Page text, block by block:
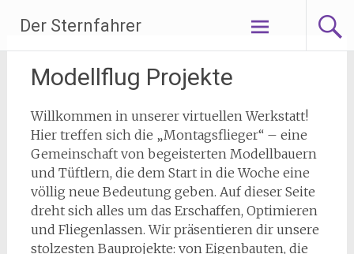
Inhalt
springen
Der Sternfahrer
Modellflug Projekte
Willkommen in unserer virtuellen Werkstatt!
Hier treffen sich die „Montagsflieger“ – eine
Gemeinschaft von begeisterten Modellbauern
und Tüftlern, die dem Start in die Woche eine
völlig neue Bedeutung geben. Auf dieser Seite
dreht sich alles um das Erschaffen, Optimieren
und Fliegenlassen. Wir präsentieren dir unsere
stolzesten Bauprojekte: von Eigenbauten, die